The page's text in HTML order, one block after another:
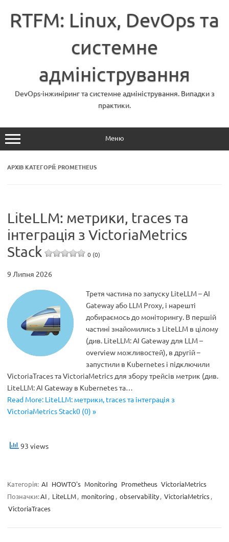
вмістуRTFM: Linux, DevOps та
системне
адміністрування
DevOps-інжиніринг та системне адміністрування. Випадки з
практики.
Меню
АРХІВ КАТЕГОРІЇ: PROMETHEUS
LiteLLM: метрики, traces та
інтеграція з VictoriaMetrics
Stack
0 (0)
9 Липня 2026
Третя частина по запуску LiteLLM – AI
Gateway або LLM Proxy, і нарешті
добираємось до моніторингу. В першій
частині знайомились з LiteLLM в цілому
(див. LiteLLM: AI Gateway для LLM –
overview можливостей), в другій –
запустили в Kubernetes і підключили
VictoriaTraces та VictoriaMetrics для збору трейсів метрик (див.
LiteLLM: AI Gateway в Kubernetes та…
Read More: LiteLLM: метрики, traces та інтеграція з
VictoriaMetrics Stack0 (0) »
93 views
Категорія: AI HOWTO's Monitoring Prometheus VictoriaMetrics
Позначки:AI , LiteLLM, monitoring , observability, VictoriaMetrics,
VictoriaTraces